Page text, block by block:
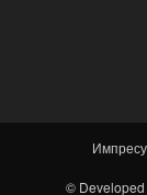
© Developed